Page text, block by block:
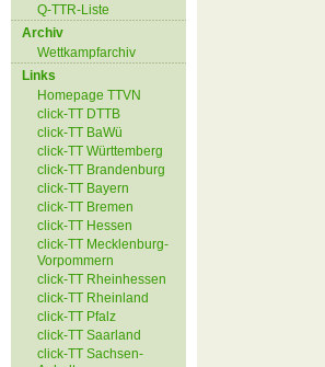
Q-TTR-Liste
Archiv
Wettkampfarchiv
Links
Homepage TTVN
click-TT DTTB
click-TT BaWü
click-TT Württemberg
click-TT Brandenburg
click-TT Bayern
click-TT Bremen
click-TT Hessen
click-TT Mecklenburg-
Vorpommern
click-TT Rheinhessen
click-TT Rheinland
click-TT Pfalz
click-TT Saarland
click-TT Sachsen-